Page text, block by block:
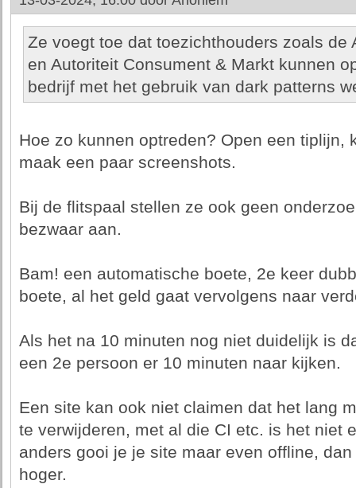
Ze voegt toe dat toezichthouders zoals de
en Autoriteit Consument & Markt kunnen
bedrijf met het gebruik van dark patterns
Hoe zo kunnen optreden? Open een tiplijn,
maak een paar screenshots.
Bij de flitspaal stellen ze ook geen
bezwaar aan.
Bam! een automatische boete, 2e keer
boete, al het geld gaat vervolgens naar
Als het na 10 minuten nog niet duidelijk is
een 2e persoon er 10 minuten naar kijken.
Een site kan ook niet claimen dat het lang
te verwijderen, met al die CI etc. is het niet
anders gooi je je site maar even offline,
hoger.